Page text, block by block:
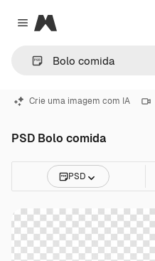
Close menu
Magnific
Crie uma imagem com IA
PSD Bolo comida
PSD